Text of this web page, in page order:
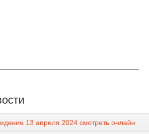
13 апреля 2024 смотреть онлайн